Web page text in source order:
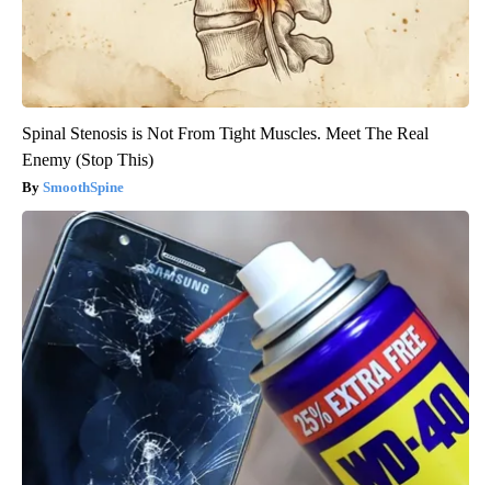
Spinal Stenosis is Not From Tight Muscles. Meet The Real
Enemy (Stop This)
SmoothSpine